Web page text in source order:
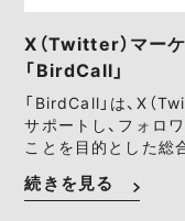
X（Twitter）マー
「BirdCall」
「BirdCall」は、X（
サポートし、フォロ
ことを目的とした総
続きを見る